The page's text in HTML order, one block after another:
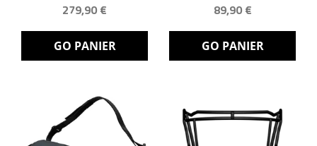
279,90 €
GO PANIER
89,90 €
GO PANIER